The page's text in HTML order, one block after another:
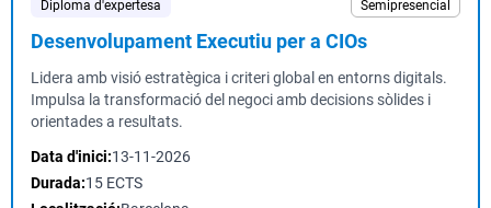
Diploma d'expertesa Semipresencial
Desenvolupament Executiu per a CIOs
Lidera amb visió estratègica i criteri global en entorns digitals.
Impulsa la transformació del negoci amb decisions sòlides i
orientades a resultats.
Data d'inici:13-11-2026
Durada:15 ECTS